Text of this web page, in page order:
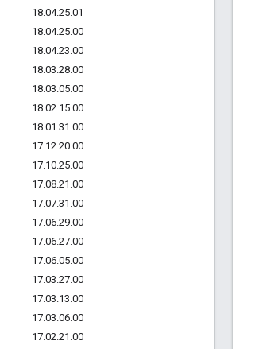
18.04.25.01
18.04.25.00
18.04.23.00
18.03.28.00
18.03.05.00
18.02.15.00
18.01 .31 .00
17.12.20.00
17.10.25.00
17.08.21 .00
17.07.31 .00
17.06.29.00
17.06.27.00
17.06.05.00
17.03.27.00
17.03.13.00
17.03.06.00
17.02.21 .00